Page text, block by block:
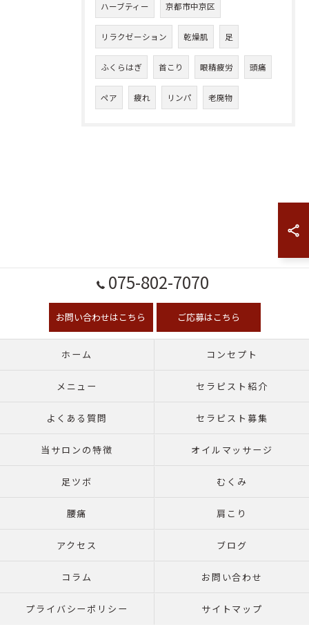
ハーブティー 京都市中京区
リラクゼーション 乾燥肌 足
ふくらはぎ 首こり 眼精疲労 頭痛
ペア 疲れ リンパ 老廃物
075-802-7070
お問い合わせはこちら ご応募はこちら
ホーム コンセプト
メニュー セラピスト紹介
よくある質問 セラピスト募集
当サロンの特徴 オイルマッサージ
足ツボ むくみ
腰痛 肩こり
アクセス ブログ
コラム お問い合わせ
プライバシーポリシー サイトマップ